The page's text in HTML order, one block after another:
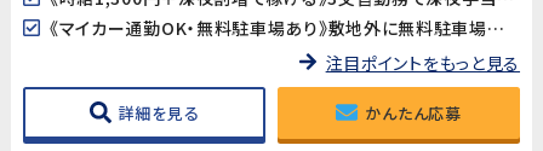
《マイカー通勤OK・無料駐車場あり》敷地外に無料駐車場を完備。バイク・自転車でも通勤できます。
注目ポイントをもっと見る
詳細を見る かんたん応募